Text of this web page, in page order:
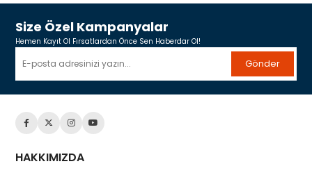
Size Özel Kampanyalar
Hemen Kayıt Ol Fırsatlardan Önce Sen Haberdar Ol!
Gönder
HAKKIMIZDA